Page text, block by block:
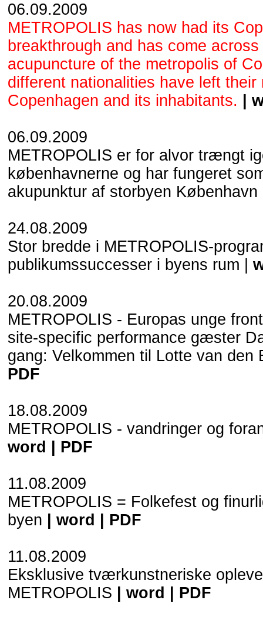
06.09.2009
METROPOLIS has now had its
breakthrough and has come
acupuncture of the metropolis of
different nationalities have left their
Copenhagen and its inhabitants.
06.09.2009
METROPOLIS er for alvor trængt
københavnerne og har fungeret
akupunktur af storbyen København
24.08.2009
Stor bredde i METROPOLIS-
publikumssuccesser i byens rum |
20.08.2009
METROPOLIS - Europas unge
site-specific performance gæster
gang: Velkommen til Lotte van den
PDF
18.08.2009
METROPOLIS - vandringer og
word
PDF
11.08.2009
METROPOLIS = Folkefest og
byen
word PDF
11.08.2009
Eksklusive tværkunstneriske
METROPOLIS
word PDF